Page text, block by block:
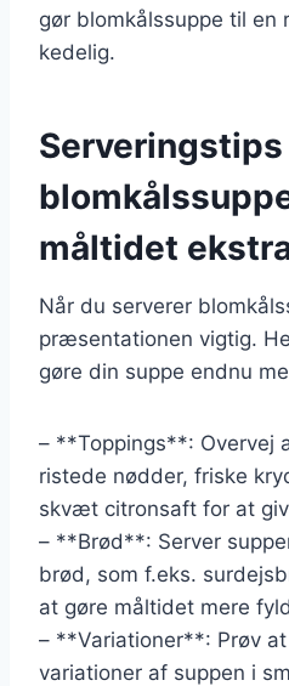
gør blomkålssuppe til en
kedelig.
måltidet
Når du serverer
præsentationen vigtig.
gøre din suppe endnu
– **Toppings**: Overvej
ristede nødder, friske
skvæt citronsaft for at
– **Brød**: Server
brød, som f.eks.
at gøre måltidet mere
– **Variationer**: Prøv
variationer af suppen i